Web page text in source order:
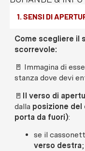
1. SENSI DI
Come scegliere il
scorrevole:
🚪 Immagina di
stanza dove devi
🚪 Il verso di
dalla posizione del
porta da fuori):
se il
verso destra;